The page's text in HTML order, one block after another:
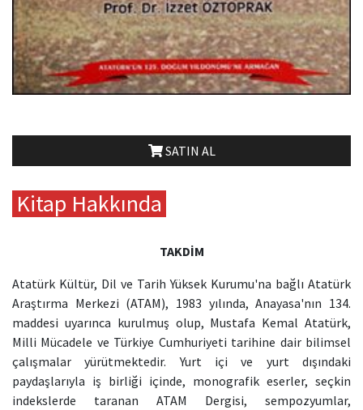
SATIN AL
Kitap Hakkında
TAKDİM
Atatürk Kültür, Dil ve Tarih Yüksek Kurumu'na bağlı Atatürk
Araştırma Merkezi (ATAM), 1983 yılında, Anayasa'nın 134.
maddesi uyarınca kurulmuş olup, Mustafa Kemal Atatürk,
Milli Mücadele ve Türkiye Cumhuriyeti tarihine dair bilimsel
çalışmalar yürütmektedir. Yurt içi ve yurt dışındaki
paydaşlarıyla iş birliği içinde, monografik eserler, seçkin
indekslerde taranan ATAM Dergisi, sempozyumlar,